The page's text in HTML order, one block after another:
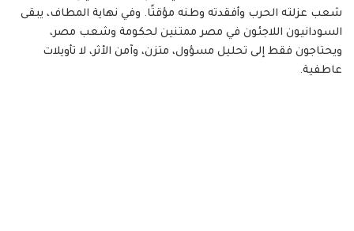
شعب عزلته الحرب وأفقدته وطنه مؤقتًا. وفي نهاية المطاف، يبقى
السودانيون اللاجئون في مصر ممتنين لحكومة وشعب مصر،
ويحتاجون فقط إلى تحليل مسؤول، متزن، وآمن الأثر، لا تأويلات
عاطفية.